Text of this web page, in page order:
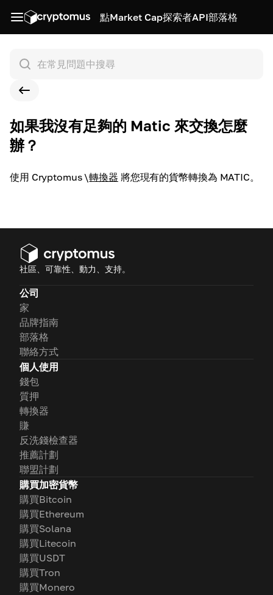
點Market Cap探索者API部落格
如果我沒有足夠的 Matic 來交換怎麼
辦？
使用 Cryptomus\轉換器 將您現有的貨幣轉換為 MATIC。
社區、可靠性、動力、支持。
公司
家
品牌指南
部落格
聯絡方式
個人使用
錢包
質押
轉換器
賺
反洗錢檢查器
推薦計劃
聯盟計劃
購買加密貨幣
購買Bitcoin
購買Ethereum
購買Solana
購買Litecoin
購買USDT
購買Tron
購買Monero